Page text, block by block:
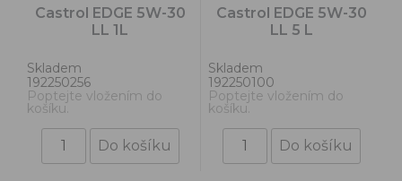
Castrol EDGE 5W-30
LL 1L
Skladem
192250256
Poptejte vložením do
košíku.
Castrol EDGE 5W-30
LL 5 L
Skladem
192250100
Poptejte vložením do
košíku.